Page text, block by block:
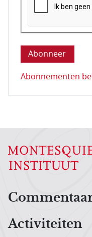
Deze vraag is
Abonnementen
Activiteiten